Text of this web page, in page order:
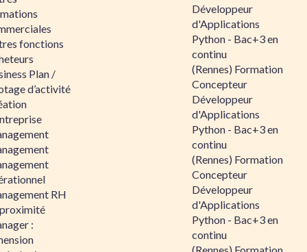
fonctions
Plan /
d’activité
RH
:
Développeur
d'Applications
Python - Bac+3 en
continu
(Rennes) Formation
Concepteur
Développeur
d'Applications
Python - Bac+3 en
continu
(Rennes) Formation
Concepteur
Développeur
d'Applications
Python - Bac+3 en
continu